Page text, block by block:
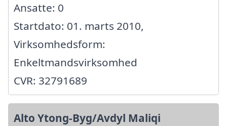
Ansatte: 0
Startdato: 01. marts 2010,
Virksomhedsform:
Enkeltmandsvirksomhed
CVR: 32791689
Alto Ytong-Byg/Avdyl Maliqi